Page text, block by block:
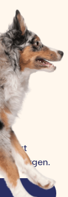
jetzt
morgen.